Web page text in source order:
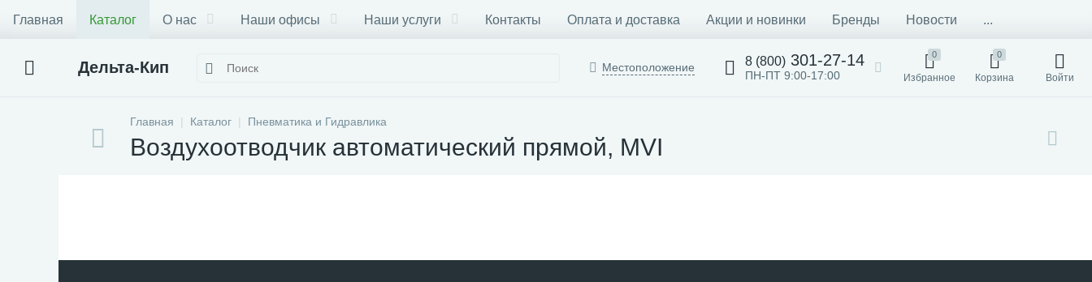
Главная Каталог О нас Наши офисы Наши услуги Контакты Оплата и доставка Акции и новинки Бренды Новости ...
Дельта-Кип Местоположение 8 (800) 301-27-14
ПН-ПТ 9:00-17:00
0
Избранное
0
Корзина Войти
Главная Каталог Пневматика и Гидравлика
Воздухоотводчик автоматический прямой, MVI